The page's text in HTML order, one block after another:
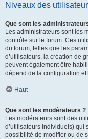
Niveaux des
Que sont les
Les administrateurs sont les
contrôle sur le forum. Ces
du forum, telles que les
d’utilisateurs, la création de
peuvent également être
dépend de la configuration
Haut
Que sont les modérateurs ?
Les modérateurs sont des
d’utilisateurs individuels) qui
possibilité de modifier ou de